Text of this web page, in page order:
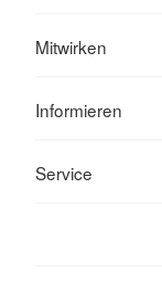
Mitwirken
Informieren
Service